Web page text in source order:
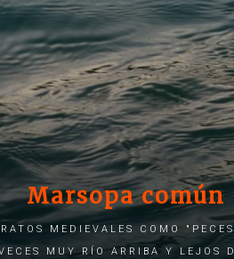
Marsopa común
medievales como
muy río arriba y lejos